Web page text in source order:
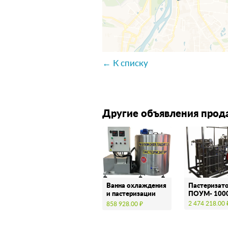
← К списку
Другие объявления
Ванна охлаждения
и пастеризации
МОУ200Past
858 928.00 ₽
ПОУМ-
2 474 218.00